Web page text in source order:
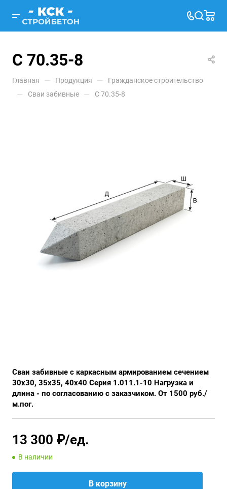
С 70.35-8
Главная — Продукция — Гражданское строительство
— Сваи забивные — С 70.35-8
Сваи забивные с каркасным армированием сечением
30х30, 35х35, 40х40 Серия 1.011.1-10 Нагрузка и
длина - по согласованию с заказчиком. От 1500 руб./
м.пог.
13 300 ₽/ед.
В наличии
В корзину